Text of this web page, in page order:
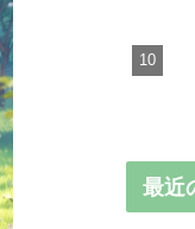
最近